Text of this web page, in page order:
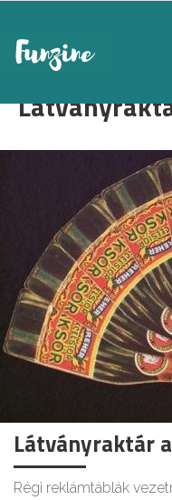
Látványraktár
Régi reklámtáblák